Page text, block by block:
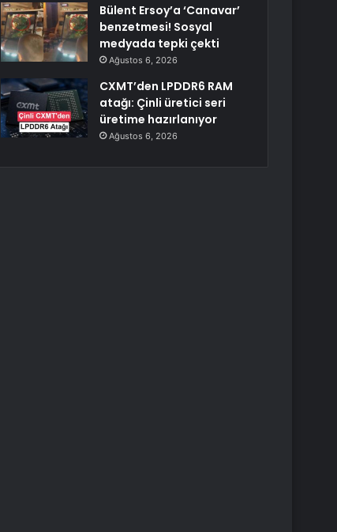
Bülent Ersoy’a ‘Canavar’
benzetmesi! Sosyal
medyada tepki çekti
Ağustos 6, 2026
CXMT’den LPDDR6 RAM
atağı: Çinli üretici seri
üretime hazırlanıyor
Ağustos 6, 2026